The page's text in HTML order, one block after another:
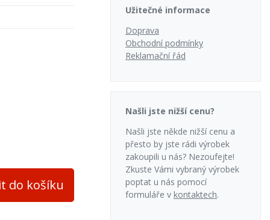
do košíku
Užitečné informace
Doprava
Obchodní podmínky
Reklamační řád
Našli jste nižší cenu?
Našli jste někde nižší cenu a
přesto by jste rádi výrobek
zakoupili u nás? Nezoufejte!
Zkuste Vámi vybraný výrobek
poptat u nás pomocí
formuláře v kontaktech.